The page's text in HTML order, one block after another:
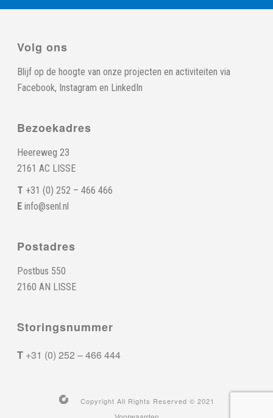
Volg ons
Blijf op de hoogte van onze projecten en activiteiten via
Facebook, Instagram en LinkedIn
Bezoekadres
Heereweg 23
2161 AC LISSE
T +31 (0) 252 – 466 466
E info@senl.nl
Postadres
Postbus 550
2160 AN LISSE
Storingsnummer
T +31 (0) 252 – 466 444
Copyright All Rights Reserved © 2021